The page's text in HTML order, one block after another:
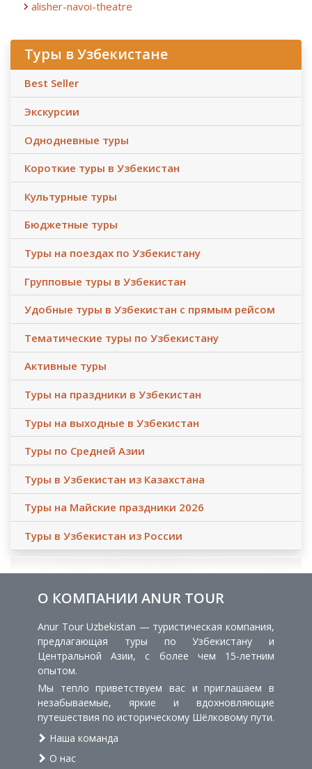
alisher-navoi-theatre
Туры в Узбекистане
Best Seller
Экскурсии
Однодневные туры
Короткие туры в Узбекистан
Культурные туры
Бюджетные туры
Туры на поездах по Узбекистану
Групповые туры в Узбекистан
Удобные туры в Узбекистан с прямым рейсом
Тематические туры по Узбекистану
Активные туры
Туры на праздники в Узбекистан
Туры на выходные в Узбекистан
Туры по Средней Азии
Туры в Узбекистан из Казахстана
Туры на Майские праздники 2026
Туры в Узбекистан из России
О КОМПАНИИ ANUR TOUR
Anur Tour Uzbekistan — туристическая компания,
предлагающая туры по Узбекистану и
Центральной Азии, с более чем 15-летним
опытом.
Мы тепло приветствуем вас и приглашаем в
незабываемые, яркие и вдохновляющие
путешествия по историческому Шёлковому пути.
Наша команда
О нас